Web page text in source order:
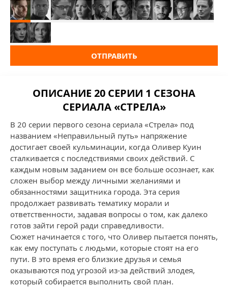
ОТПРАВИТЬ
ОПИСАНИЕ 20 СЕРИИ 1 СЕЗОНА
СЕРИАЛА «СТРЕЛА»
В 20 серии первого сезона сериала «Стрела» под
названием «Неправильный путь» напряжение
достигает своей кульминации, когда Оливер Куин
сталкивается с последствиями своих действий. С
каждым новым заданием он все больше осознает, как
сложен выбор между личными желаниями и
обязанностями защитника города. Эта серия
продолжает развивать тематику морали и
ответственности, задавая вопросы о том, как далеко
готов зайти герой ради справедливости.
Сюжет начинается с того, что Оливер пытается понять,
как ему поступать с людьми, которые стоят на его
пути. В это время его близкие друзья и семья
оказываются под угрозой из-за действий злодея,
который собирается выполнить свой план.